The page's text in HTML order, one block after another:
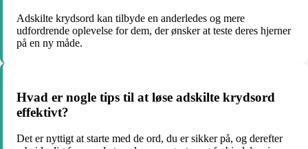
Adskilte krydsord kan tilbyde en anderledes og mere
udfordrende oplevelse for dem, der ønsker at teste deres hjerner
på en ny måde.
Hvad er nogle tips til at løse adskilte krydsord
effektivt?
Det er nyttigt at starte med de ord, du er sikker på, og derefter